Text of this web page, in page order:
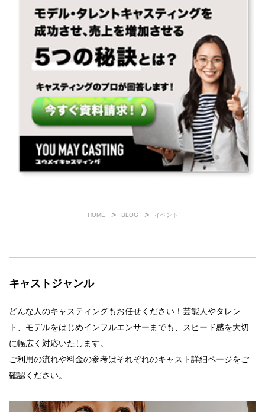
HOME BLOG イベント
キャストジャンル
どんな人のキャスティングもお任せください！芸能人やタレン
ト、モデルをはじめインフルエンサーまでも、スピード感を大切
に幅広く対応いたします。
ご利用の流れや料金の参考はそれぞれのキャスト詳細ページをご
確認ください。